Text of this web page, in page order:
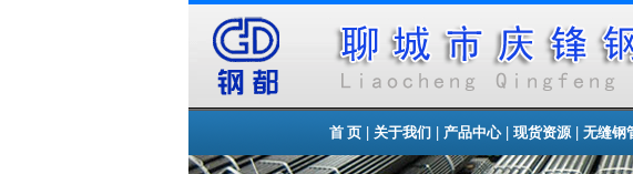
首 页| 关于我们| 产品中心| 现货资源| 无缝钢